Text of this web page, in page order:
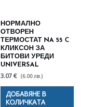
НОРМАЛНО
ОТВОРЕН
ТЕРМОСТАТ NA 55 C
КЛИКСОН ЗА
БИТОВИ УРЕДИ
UNIVERSAL
3.07 € (6.00 лв.)
ДОБАВЯНЕ В
КОЛИЧКАТА